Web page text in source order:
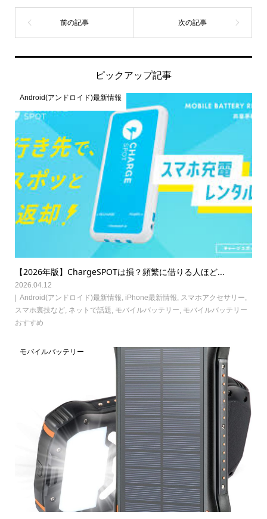
ピックアップ記事
Android(アンドロイド)最新情報
【2026年版】ChargeSPOTは損？頻繁に借りる人ほど...
2026.04.12
Android(アンドロイド)最新情報, iPhone最新情報, スマホアクセサリー,
スマホ裏技など, ネットで話題, モバイルバッテリー, モバイルバッテリー
おすすめ
モバイルバッテリー